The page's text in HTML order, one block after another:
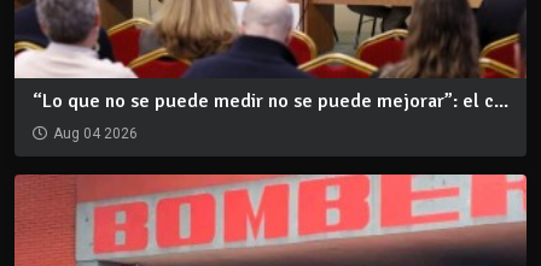
“Lo que no se puede medir no se puede mejorar”: el c...
Aug 04 2026